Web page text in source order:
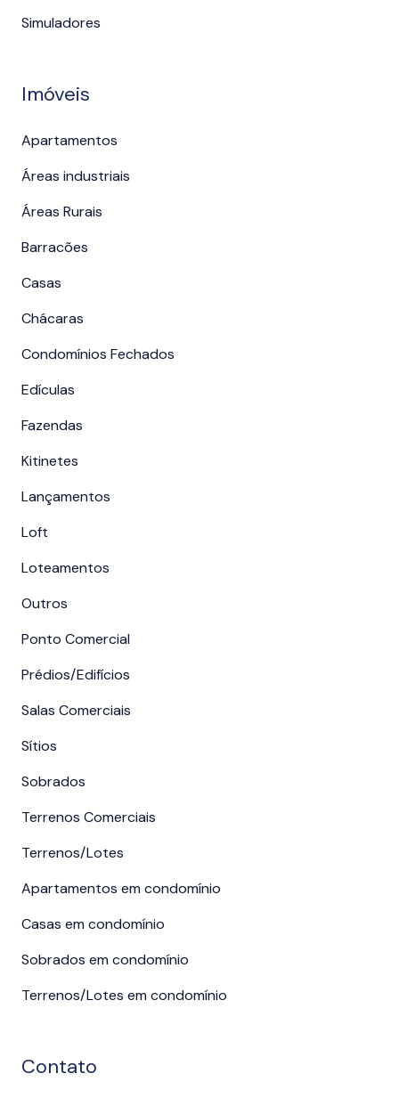
Simuladores
Imóveis
Apartamentos
Áreas industriais
Áreas Rurais
Barracões
Casas
Chácaras
Condomínios Fechados
Edículas
Fazendas
Kitinetes
Lançamentos
Loft
Loteamentos
Outros
Ponto Comercial
Prédios/Edifícios
Salas Comerciais
Sítios
Sobrados
Terrenos Comerciais
Terrenos/Lotes
Apartamentos em condomínio
Casas em condomínio
Sobrados em condomínio
Terrenos/Lotes em condomínio
Contato